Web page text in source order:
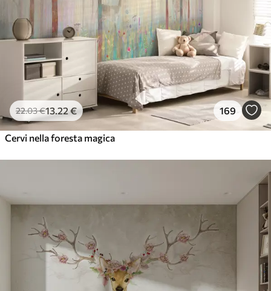
22.03€13 .22€ 169
Cervi nella foresta magica